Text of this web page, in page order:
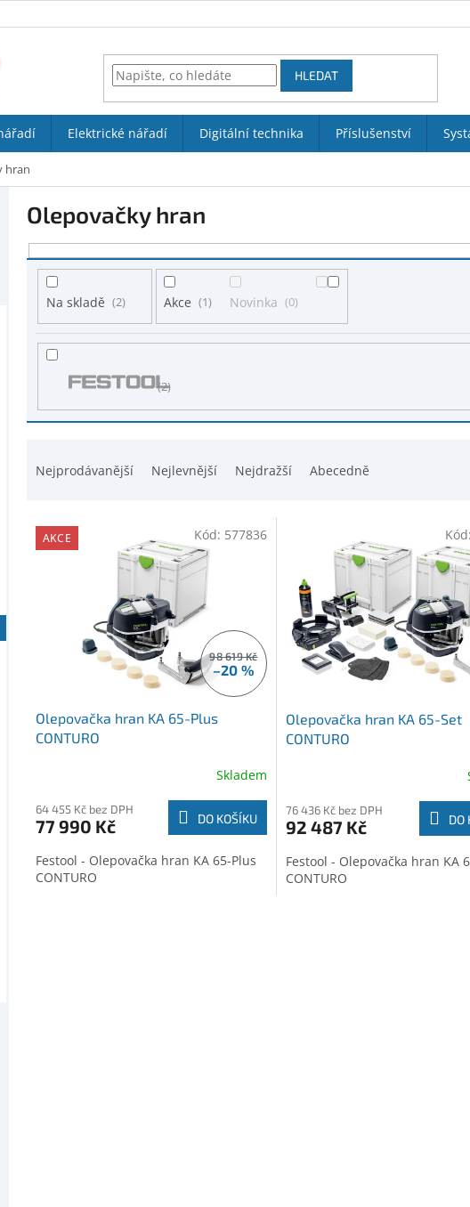
HLEDAT
Elektrické nářadí Digitální technika Příslušenství
hran
Olepovačky hran
n
Nejprodávanější Nejlevnější Nejdražší Abecedně
Na skladě 2 Akce 1 Novinka 0
2
V
u
AKCE
98 619 Kč
–20 %
Olepovačka hran KA 65-Plus
CONTURO
Skladem
64 455 Kč bez DPH
77 990 Kč DO KOŠÍKU
Festool - Olepovačka hran KA 65-Plus
CONTURO
Kód: 577836
Olepovačka hran KA 65-Set
CONTURO
76 436 Kč bez DPH
92 487 Kč DO
Festool - Olepovačka hran KA
CONTURO
Kód: